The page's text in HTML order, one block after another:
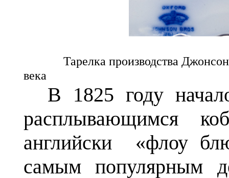
Тарелка производства Джонсон
века
В 1825 году
расплывающимся
английски «флоу
самым популярным